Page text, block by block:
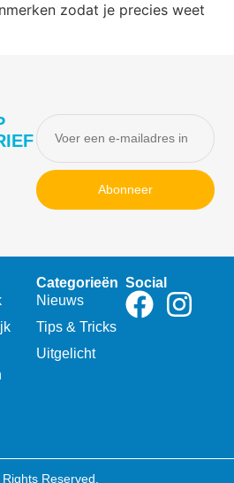
zodat je precies weet
Abonneer
Categorieën
Nieuws
Tips & Tricks
Uitgelicht
Social
Reserved.